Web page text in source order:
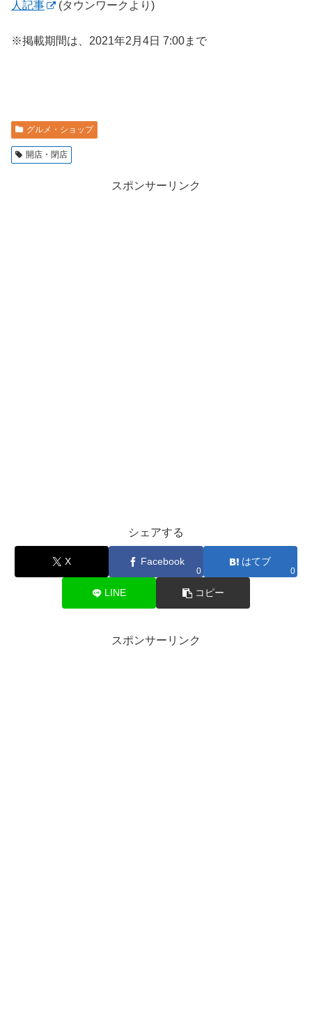
人記事 (タウンワークより)
※掲載期間は、2021年2月4日 7:00まで
グルメ・ショップ
開店・閉店
スポンサーリンク
シェアする
X Facebook
0
はてブ
0
LINE コピー
スポンサーリンク